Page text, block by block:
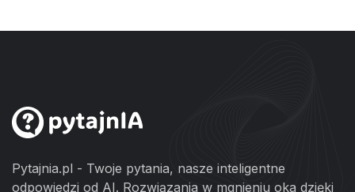
Pytajnia.pl - Twoje pytania, nasze inteligentne
odpowiedzi od AI. Rozwiązania w mgnieniu oka dzięki